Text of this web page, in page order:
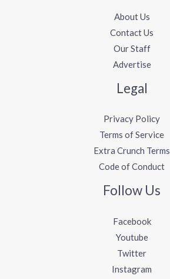
About Us
Contact Us
Our Staff
Advertise
Legal
Privacy Policy
Terms of Service
Extra Crunch Terms
Code of Conduct
Follow Us
Facebook
Youtube
Twitter
Instagram